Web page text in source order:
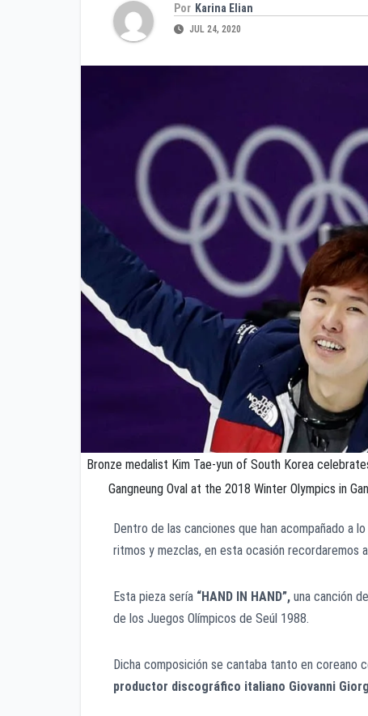
Por Karina Elian
JUL 24, 2020
Bronze medalist Kim Tae-yun of South Korea
Gangneung Oval at the 2018 Winter Olympics in
Dentro de las canciones que han acompañado a
ritmos y mezclas, en esta ocasión recordaremos
Esta pieza sería “HAND IN HAND”, una canción
de los Juegos Olímpicos de Seúl 1988.
Dicha composición se cantaba tanto en coreano
productor discográfico italiano Giovanni